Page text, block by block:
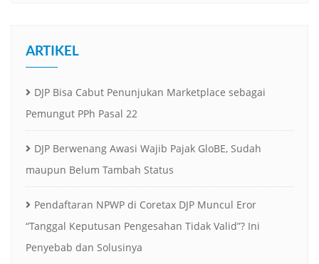
ARTIKEL
DJP Bisa Cabut Penunjukan Marketplace sebagai
Pemungut PPh Pasal 22
DJP Berwenang Awasi Wajib Pajak GloBE, Sudah
maupun Belum Tambah Status
Pendaftaran NPWP di Coretax DJP Muncul Eror
“Tanggal Keputusan Pengesahan Tidak Valid”? Ini
Penyebab dan Solusinya